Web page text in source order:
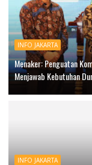
INFO JAKARTA
Menaker: Penguatan
Menjawab Kebutuhan
INFO JAKARTA